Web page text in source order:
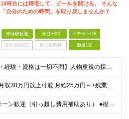
16時台には帰宅して、ビールを開ける。 そんな
「自分のための時間」を取り戻しませんか？
未経験歓迎 学歴不問 ベテランOK
完全週休2日 賞与複数月 面接1回
【学歴・経験・資格は一切不問】人物重視の採用です！ ★社会人デビュー・第二新卒歓迎！ ＼1つでも当てはまる方は大歓迎／ □ものづくりや工作が好き・興味がある □コツコツ丁寧な作業が得意 □残業を減ら
★想定月収30万円以上可能 月給25万円～+残業代全額支給＋各種手当+賞与年2回 ※試用期間2ヶ月あり（給与・待遇に差異はありません） ※残業代・深夜割増手当は全額支給します ★賞与年2回（6月・
●U・Iターン歓迎（引っ越し費用補助あり） ●根岸駅より無料送迎バスあり ●車･バイク・自転車通勤OK ■本牧営業所／神奈川県横浜市中区豊浦町2-3 (変更の範囲)上記を除く当社関連勤務地